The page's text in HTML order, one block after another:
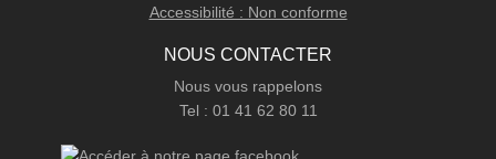
Accessibilité : Non conforme
NOUS CONTACTER
Nous vous rappelons
Tel : 01 41 62 80 11